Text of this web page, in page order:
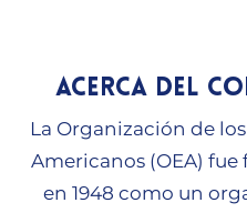
Acerca del
La Organización de
Americanos (OEA) fue
en 1948 como un